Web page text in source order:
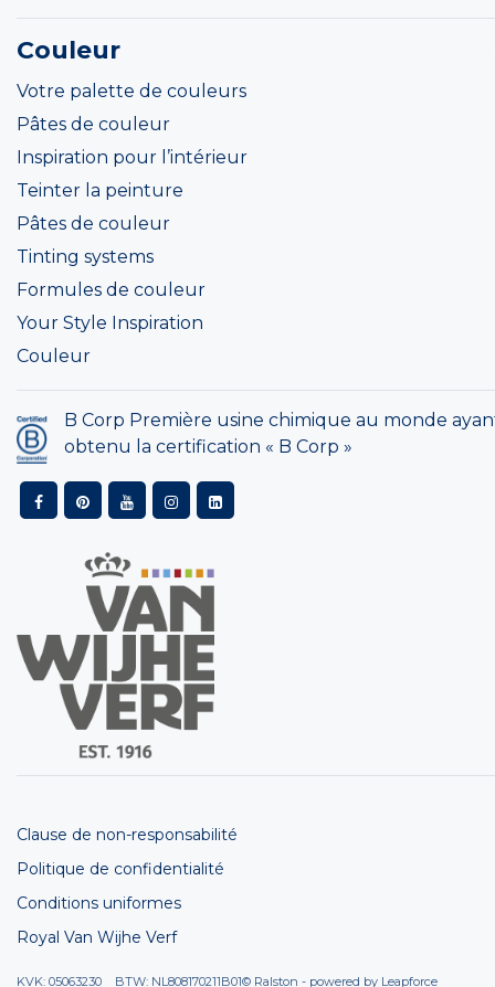
Couleur
Votre palette de couleurs
Pâtes de couleur
Inspiration pour l’intérieur
Teinter la peinture
Pâtes de couleur
Tinting systems
Formules de couleur
Your Style Inspiration
Couleur
B Corp Première usine chimique au monde
obtenu la certification « B Corp »
Clause de non-responsabilité
Politique de confidentialité
Conditions uniformes
Royal Van Wijhe Verf
KVK: 05063230 BTW: NL808170211B01© Ralston - powered by Leapforce